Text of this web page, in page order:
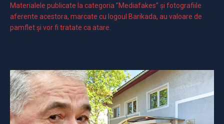
Materialele publicate la categoria ”Mediafakes” și fotografiile
aferente acestora, marcate cu logoul Barikada, au valoare de
pamflet și vor fi tratate ca atare.